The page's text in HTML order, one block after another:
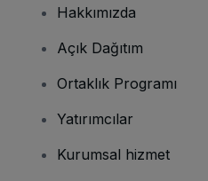
Hakkımızda
Açık Dağıtım
Ortaklık Programı
Yatırımcılar
Kurumsal hizmet